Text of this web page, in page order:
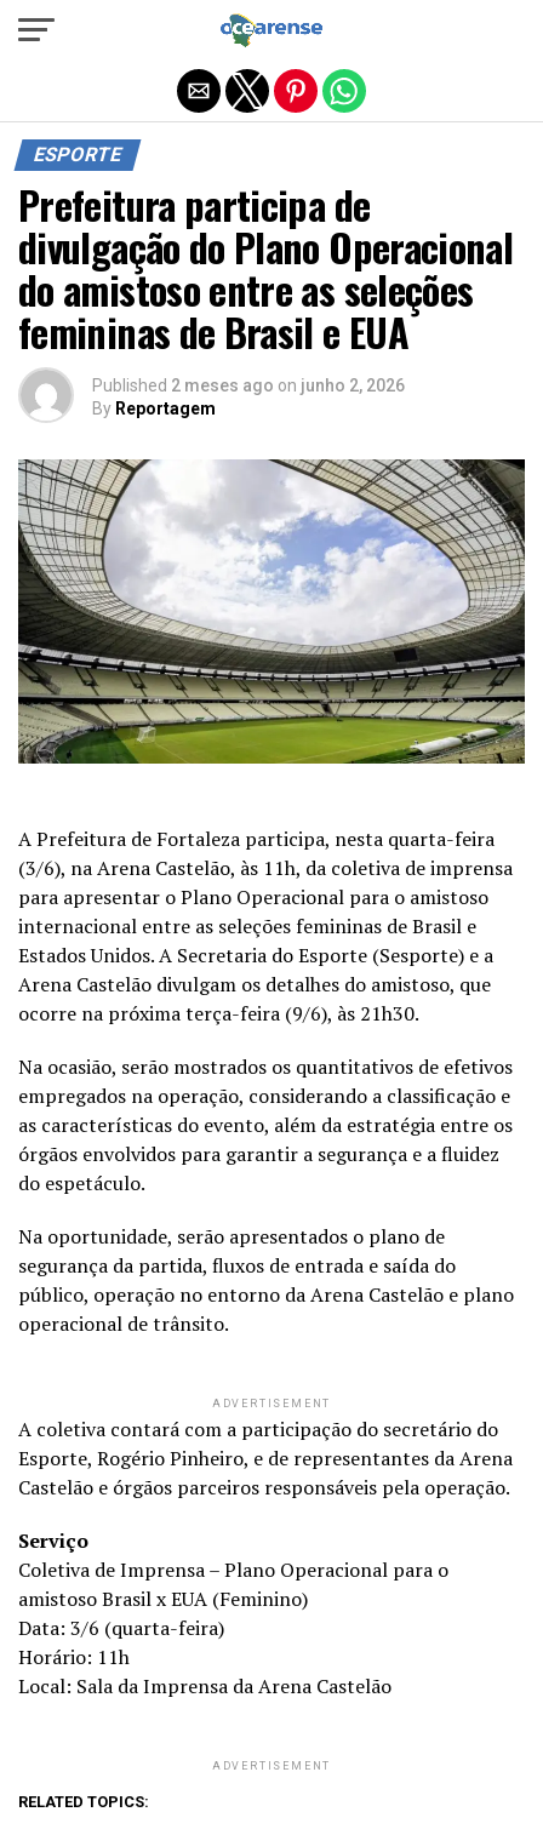
ESPORTE
Prefeitura participa de
divulgação do Plano Operacional
do amistoso entre as seleções
femininas de Brasil e EUA
Published 2 meses ago on junho 2, 2026
By Reportagem
A Prefeitura de Fortaleza participa, nesta quarta-feira
(3/6), na Arena Castelão, às 11h, da coletiva de imprensa
para apresentar o Plano Operacional para o amistoso
internacional entre as seleções femininas de Brasil e
Estados Unidos. A Secretaria do Esporte (Sesporte) e a
Arena Castelão divulgam os detalhes do amistoso, que
ocorre na próxima terça-feira (9/6), às 21h30.
Na ocasião, serão mostrados os quantitativos de efetivos
empregados na operação, considerando a classificação e
as características do evento, além da estratégia entre os
órgãos envolvidos para garantir a segurança e a fluidez
do espetáculo.
Na oportunidade, serão apresentados o plano de
segurança da partida, fluxos de entrada e saída do
público, operação no entorno da Arena Castelão e plano
operacional de trânsito.
ADVERTISEMENT
A coletiva contará com a participação do secretário do
Esporte, Rogério Pinheiro, e de representantes da Arena
Castelão e órgãos parceiros responsáveis pela operação.
Serviço
Coletiva de Imprensa – Plano Operacional para o
amistoso Brasil x EUA (Feminino)
Data: 3/6 (quarta-feira)
Horário: 11h
Local: Sala da Imprensa da Arena Castelão
ADVERTISEMENT
RELATED TOPICS:
Sair da versão mobile